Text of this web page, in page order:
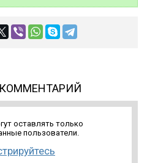
оставлять только
пользователи.